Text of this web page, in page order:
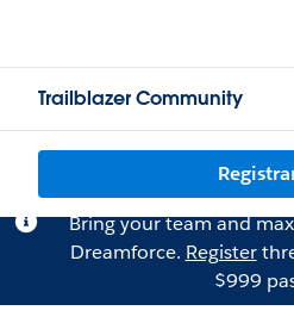
Trailblazer Community
Bring your team and
Dreamforce. Register
$999